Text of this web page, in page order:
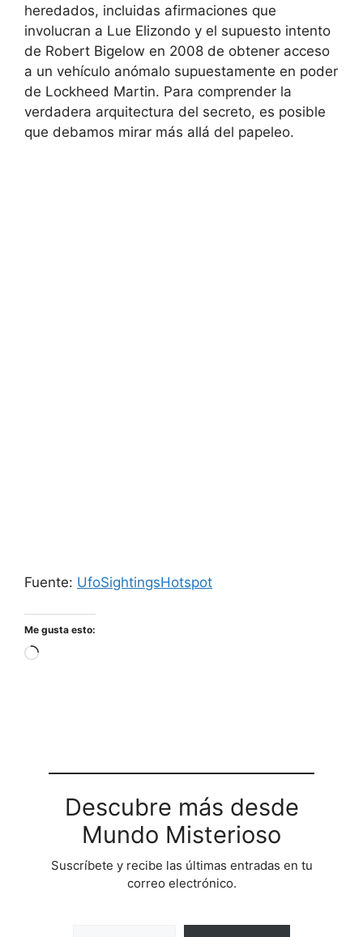
heredados, incluidas afirmaciones que
involucran a Lue Elizondo y el supuesto intento
de Robert Bigelow en 2008 de obtener acceso
a un vehículo anómalo supuestamente en poder
de Lockheed Martin. Para comprender la
verdadera arquitectura del secreto, es posible
que debamos mirar más allá del papeleo.
Fuente: UfoSightingsHotspot
Me gusta esto:
Cargando...
Descubre más desde
Mundo Misterioso
Suscríbete y recibe las últimas entradas en tu
correo electrónico.